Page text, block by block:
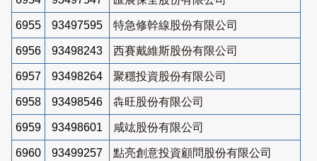
6955 93497595 特急修幹線股份有限公司
6956 93498243 西賽戴維斯股份有限公司
6957 93498264 聚穩投資股份有限公司
6958 93498546 犇旺股份有限公司
6959 93498601 咸竑股份有限公司
6960 93499257 點亮創意投資顧問股份有限公司